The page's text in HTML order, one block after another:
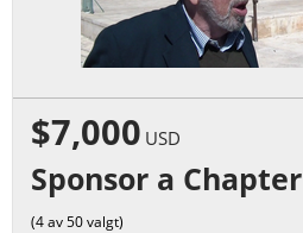
$7,000 USD
Sponsor a Chapter
(4 av 50 valgt)